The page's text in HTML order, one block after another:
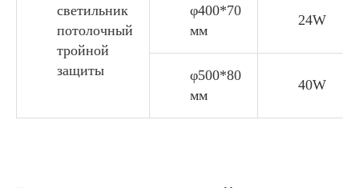
светильник
потолочный
тройной
защиты
φ400*70
мм
24W
φ500*80
мм
40W